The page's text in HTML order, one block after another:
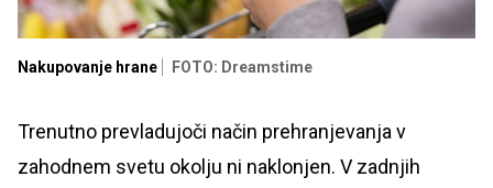
Nakupovanje hrane FOTO: Dreamstime
Trenutno prevladujoči način prehranjevanja v
zahodnem svetu okolju ni naklonjen. V zadnjih